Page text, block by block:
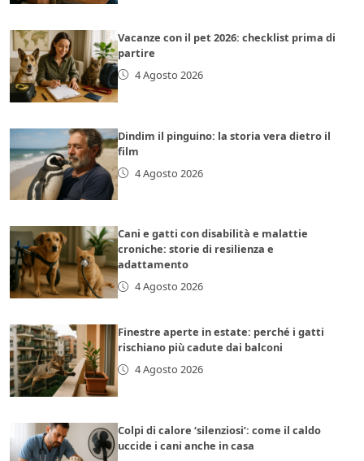
Vacanze con il pet 2026: checklist prima di
partire
4 Agosto 2026
Dindim il pinguino: la storia vera dietro il
film
4 Agosto 2026
Cani e gatti con disabilità e malattie
croniche: storie di resilienza e
adattamento
4 Agosto 2026
Finestre aperte in estate: perché i gatti
rischiano più cadute dai balconi
4 Agosto 2026
Colpi di calore ‘silenziosi’: come il caldo
uccide i cani anche in casa